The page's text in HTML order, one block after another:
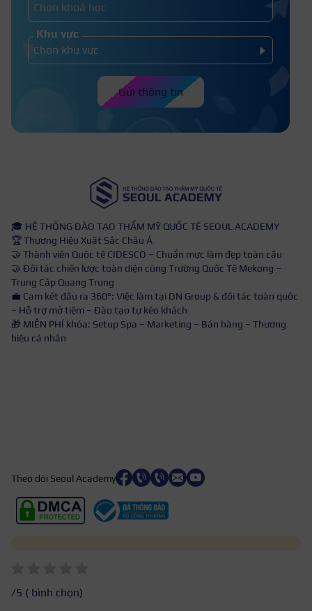
Khu vực
Gửi thông tin
🎓 HỆ THỐNG ĐÀO TẠO THẨM MỸ QUỐC TẾ SEOUL ACADEMY
🏆 Thương Hiệu Xuất Sắc Châu Á
🤝 Thành viên Quốc tế CIDESCO – Chuẩn mực làm đẹp toàn cầu
🤝 Đối tác chiến lược toàn diện cùng Trường Quốc Tế Mekong –
Trung Cấp Quang Trung
💼 Cam kết đầu ra 360°: Việc làm tại DN Group & đối tác toàn quốc
– Hỗ trợ mở tiệm – Đào tạo tự kéo khách
🎁 MIỄN PHÍ khóa: Setup Spa – Marketing – Bán hàng – Thương
hiệu cá nhân
Theo dõi Seoul Academy
/5 ( bình chọn)